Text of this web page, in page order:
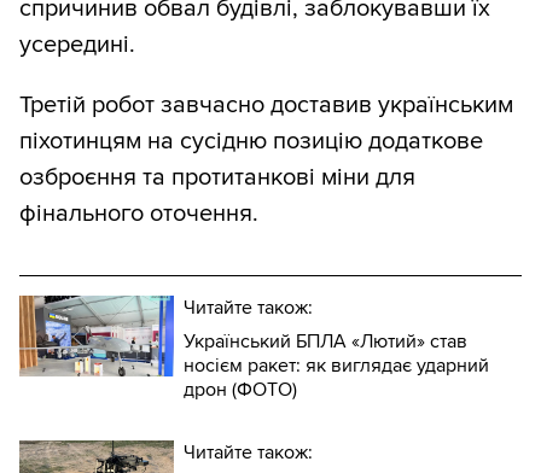
спричинив обвал будівлі, заблокувавши їх
усередині.
Третій робот завчасно доставив українським
піхотинцям на сусідню позицію додаткове
озброєння та протитанкові міни для
фінального оточення.
Читайте також:
Український БПЛА «Лютий» став
носієм ракет: як виглядає ударний
дрон (ФОТО)
Читайте також: